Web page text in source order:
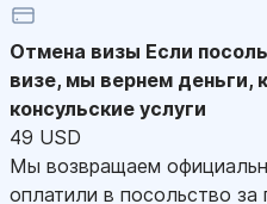
Отмена визы Если
визе, мы вернем деньги,
консульские услуги
49 USD
Мы возвращаем
оплатили в посольство за